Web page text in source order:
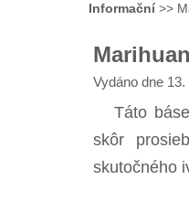
Informační>>
Vydáno dne
Táto
skôr
skutočného